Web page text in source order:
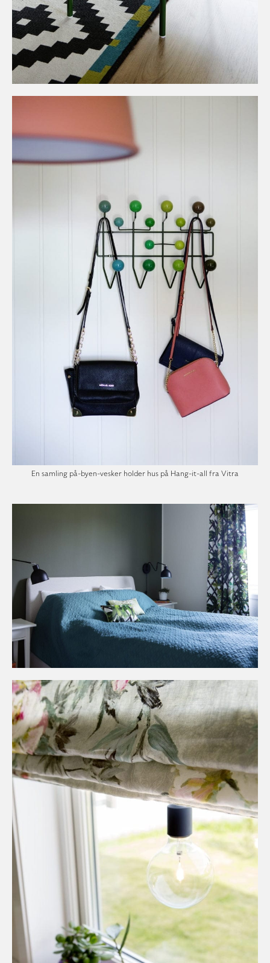
En samling på-byen-vesker holder hus på Hang-it-all fra Vitra